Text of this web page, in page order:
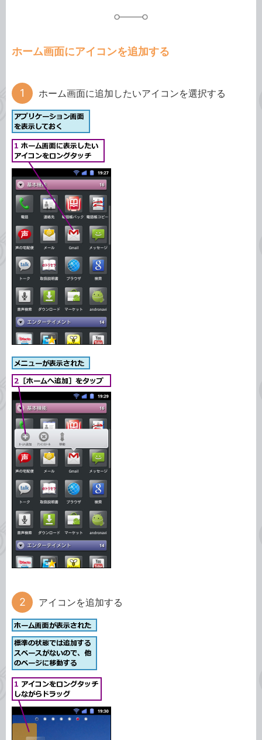
ホーム画面にアイコンを追加する
ホーム画面に追加したいアイコンを選択する
アイコンを追加する